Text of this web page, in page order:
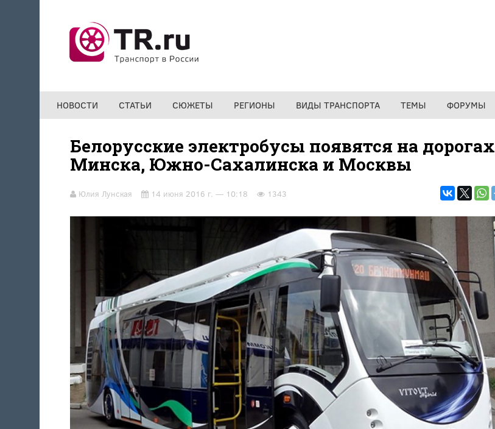
НОВОСТИ СТАТЬИ СЮЖЕТЫ РЕГИОНЫ ВИДЫ ТРАНСПОРТА ТЕМЫ ФОРУМЫ
Белорусские электробусы появятся на дорогах
Минска, Южно-Сахалинска и Москвы
Юлия Лунская 14 июня 2016 г. — 10:18 1343